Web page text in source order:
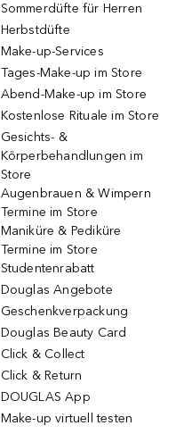
Sommerdüfte für Herren
Herbstdüfte
Make-up-Services
Tages-Make-up im Store
Abend-Make-up im Store
Kostenlose Rituale im Store
Gesichts- &
Körperbehandlungen im
Store
Augenbrauen & Wimpern
Termine im Store
Maniküre & Pediküre
Termine im Store
Studentenrabatt
Douglas Angebote
Geschenkverpackung
Douglas Beauty Card
Click & Collect
Click & Return
DOUGLAS App
Make-up virtuell testen